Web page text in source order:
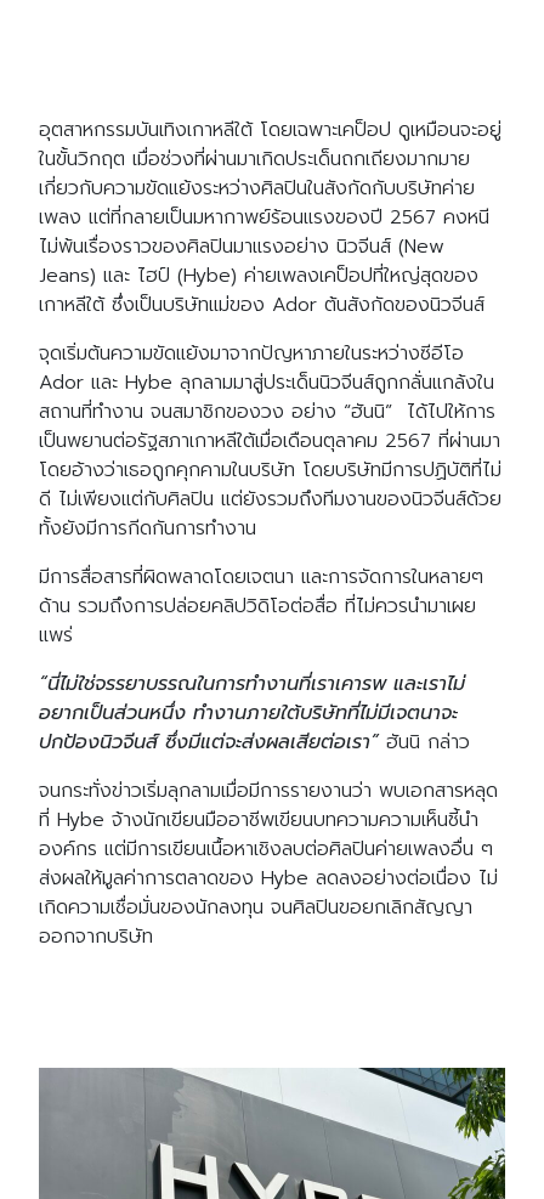
อุตสาหกรรมบันเทิงเกาหลีใต้ โดยเฉพาะเคป็อป ดูเหมือนจะอยู่
ในขั้นวิกฤต เมื่อช่วงที่ผ่านมาเกิดประเด็นถกเถียงมากมาย
เกี่ยวกับความขัดแย้งระหว่างศิลปินในสังกัดกับบริษัทค่าย
เพลง แต่ที่กลายเป็นมหากาพย์ร้อนแรงของปี 2567 คงหนี
ไม่พ้นเรื่องราวของศิลปินมาแรงอย่าง นิวจีนส์ (New
Jeans) และ ไฮป์ (Hybe) ค่ายเพลงเคป็อปที่ใหญ่สุดของ
เกาหลีใต้ ซึ่งเป็นบริษัทแม่ของ Ador ต้นสังกัดของนิวจีนส์
จุดเริ่มต้นความขัดแย้งมาจากปัญหาภายในระหว่างซีอีโอ
Ador และ Hybe ลุกลามมาสู่ประเด็นนิวจีนส์ถูกกลั่นแกล้งใน
สถานที่ทำงาน จนสมาชิกของวง อย่าง “ฮันนิ” ได้ไปให้การ
เป็นพยานต่อรัฐสภาเกาหลีใต้เมื่อเดือนตุลาคม 2567 ที่ผ่านมา
โดยอ้างว่าเธอถูกคุกคามในบริษัท โดยบริษัทมีการปฏิบัติที่ไม่
ดี ไม่เพียงแต่กับศิลปิน แต่ยังรวมถึงทีมงานของนิวจีนส์ด้วย
ทั้งยังมีการกีดกันการทำงาน
มีการสื่อสารที่ผิดพลาดโดยเจตนา และการจัดการในหลายๆ
ด้าน รวมถึงการปล่อยคลิปวิดิโอต่อสื่อ ที่ไม่ควรนำมาเผย
แพร่
“นี่ไม่ใช่จรรยาบรรณในการทำงานที่เราเคารพ และเราไม่
อยากเป็นส่วนหนึ่ง ทำงานภายใต้บริษัทที่ไม่มีเจตนาจะ
ปกป้องนิวจีนส์ ซึ่งมีแต่จะส่งผลเสียต่อเรา”ฮันนิ กล่าว
จนกระทั่งข่าวเริ่มลุกลามเมื่อมีการรายงานว่า พบเอกสารหลุด
ที่ Hybe จ้างนักเขียนมืออาชีพเขียนบทความความเห็นชี้นำ
องค์กร แต่มีการเขียนเนื้อหาเชิงลบต่อศิลปินค่ายเพลงอื่น ๆ
ส่งผลให้มูลค่าการตลาดของ Hybe ลดลงอย่างต่อเนื่อง ไม่
เกิดความเชื่อมั่นของนักลงทุน จนศิลปินขอยกเลิกสัญญา
ออกจากบริษัท